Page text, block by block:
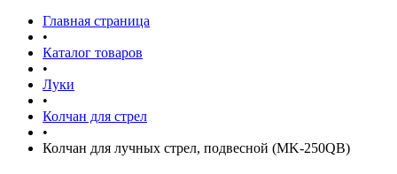
Главная страница
•
Каталог товаров
•
Луки
•
Колчан для стрел
•
Колчан для лучных стрел, подвесной (MK-250QB)